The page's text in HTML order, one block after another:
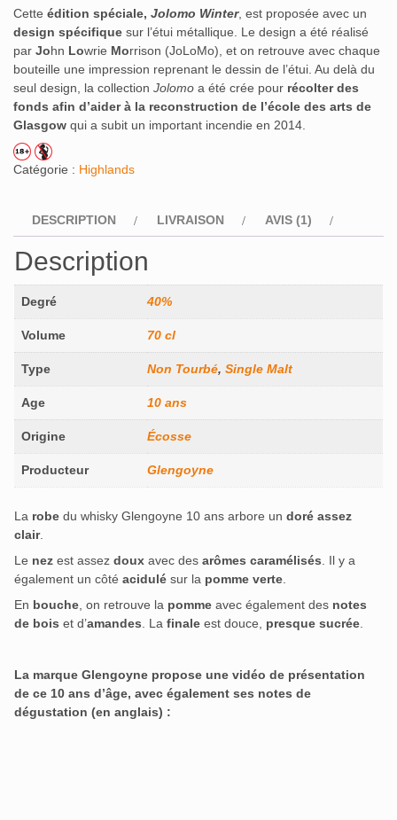
Cette édition spéciale, Jolomo Winter, est proposée avec un
design spécifique sur l’étui métallique. Le design a été réalisé
par John Lowrie Morrison (JoLoMo), et on retrouve avec chaque
bouteille une impression reprenant le dessin de l’étui. Au delà du
seul design, la collection Jolomo a été crée pour récolter des
fonds afin d’aider à la reconstruction de l’école des arts de
Glasgow qui a subit un important incendie en 2014.
Catégorie : Highlands
DESCRIPTION LIVRAISON AVIS (1)
Description
Degré 40%
Volume 70 cl
Type Non Tourbé, Single Malt
Age 10 ans
Origine Écosse
Producteur Glengoyne
La robe du whisky Glengoyne 10 ans arbore un doré assez
clair.
Le nez est assez doux avec des arômes caramélisés. Il y a
également un côté acidulé sur la pomme verte.
En bouche, on retrouve la pomme avec également des notes
de bois et d’amandes. La finale est douce, presque sucrée.
La marque Glengoyne propose une vidéo de présentation
de ce 10 ans d’âge, avec également ses notes de
dégustation (en anglais) :